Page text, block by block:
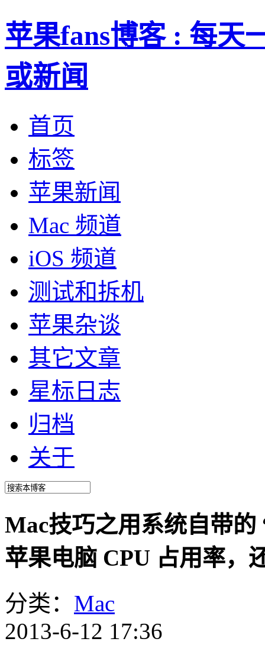
苹果fans博客 : 每天
或新闻
首页
标签
苹果新闻
Mac 频道
iOS 频道
测试和拆机
苹果杂谈
其它文章
星标日志
归档
关于
Mac技巧之用系统自带的
苹果电脑 CPU 占用率，
分类： Mac
2013-6-12 17:36